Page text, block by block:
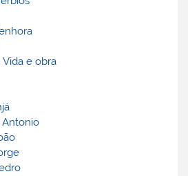
Vida e obra
Antonio